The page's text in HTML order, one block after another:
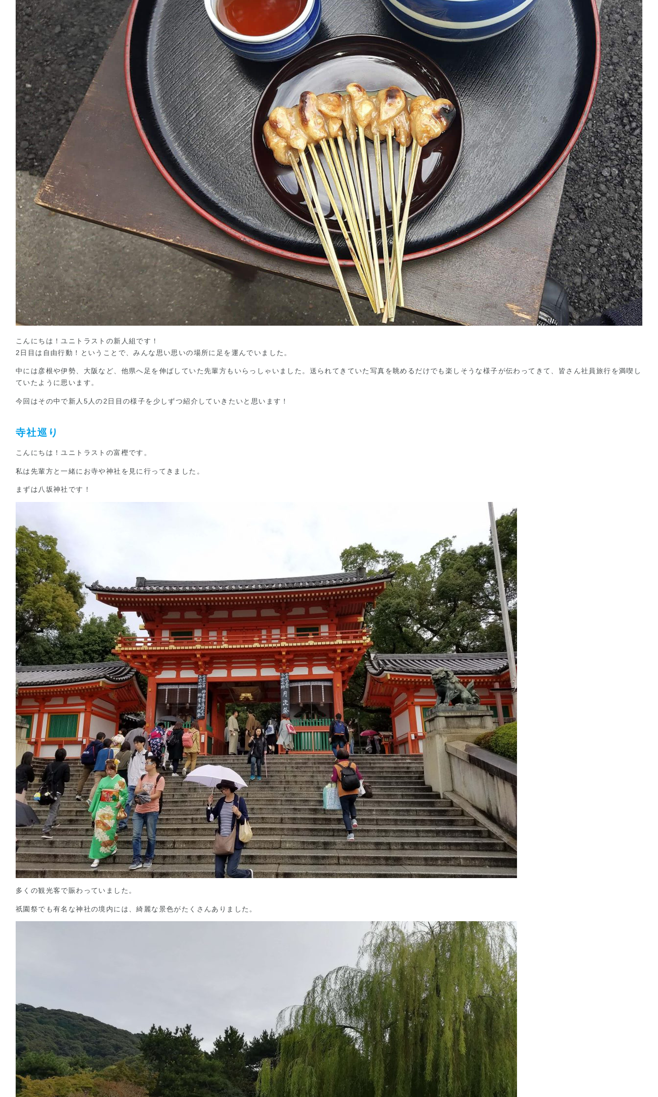
こんにちは！ユニトラストの新人組です！
2日目は自由行動！ということで、みんな思い思いの場所に足を運んでいました。
中には彦根や伊勢、大阪など、他県へ足を伸ばしていた先輩方もいらっしゃいました。送られてきていた写真を眺めるだけでも楽しそうな様子が伝わってきて、皆さん社員旅行を満喫し
ていたように思います。
今回はその中で新人5人の2日目の様子を少しずつ紹介していきたいと思います！
寺社巡り
こんにちは！ユニトラストの富樫です。
私は先輩方と一緒にお寺や神社を見に行ってきました。
まずは八坂神社です！
多くの観光客で賑わっていました。
祇園祭でも有名な神社の境内には、綺麗な景色がたくさんありました。